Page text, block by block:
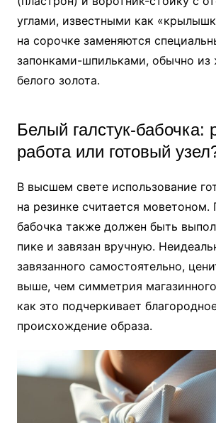
углами, известными как
на сорочке заменяются
запонками-шпильками, обычно из
белого золота.
Белый галстук-бабочка:
работа или готовый
В высшем свете использование
на резинке считается моветоном.
бабочка также должен быть
пике и завязан вручную.
завязанного самостоятельно,
выше, чем симметрия
как это подчеркивает
происхождение образа.